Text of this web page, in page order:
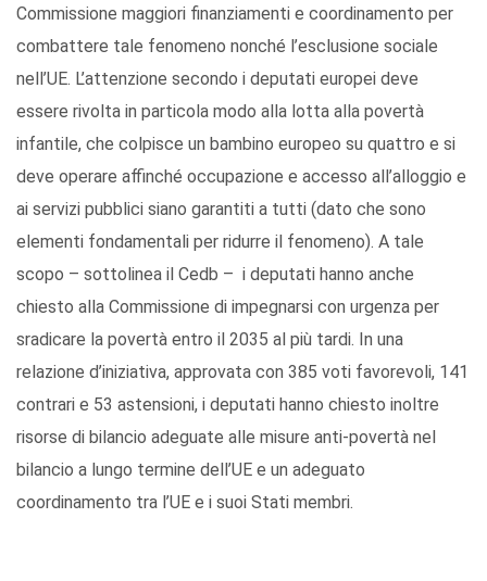
Commissione maggiori finanziamenti e coordinamento per
combattere tale fenomeno nonché l’esclusione sociale
nell’UE. L’attenzione secondo i deputati europei deve
essere rivolta in particola modo alla lotta alla povertà
infantile, che colpisce un bambino europeo su quattro e si
deve operare affinché occupazione e accesso all’alloggio e
ai servizi pubblici siano garantiti a tutti (dato che sono
elementi fondamentali per ridurre il fenomeno). A tale
scopo – sottolinea il Cedb – i deputati hanno anche
chiesto alla Commissione di impegnarsi con urgenza per
sradicare la povertà entro il 2035 al più tardi. In una
relazione d’iniziativa, approvata con 385 voti favorevoli, 141
contrari e 53 astensioni, i deputati hanno chiesto inoltre
risorse di bilancio adeguate alle misure anti-povertà nel
bilancio a lungo termine dell’UE e un adeguato
coordinamento tra l’UE e i suoi Stati membri.